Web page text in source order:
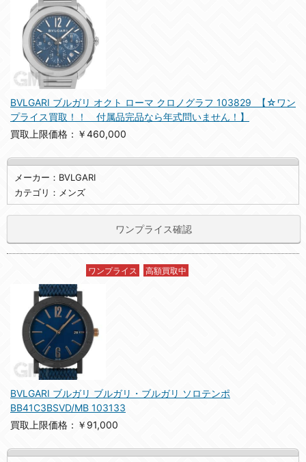
BVLGARI ブルガリ オクト ローマ クロノグラフ 103829 【☆ワン
プライス買取！！ 付属品完品なら年式問いません！】
買取上限価格：￥460,000
メーカー：BVLGARI
カテゴリ：メンズ
ワンプライス確認
ワンプライス 高額買取中
BVLGARI ブルガリ ブルガリ・ブルガリ ソロテンポ
BB41C3BSVD/MB 103133
買取上限価格：￥91,000